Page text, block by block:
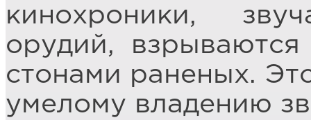
кинохроники,
орудий,
стонами раненых.
умелому владению